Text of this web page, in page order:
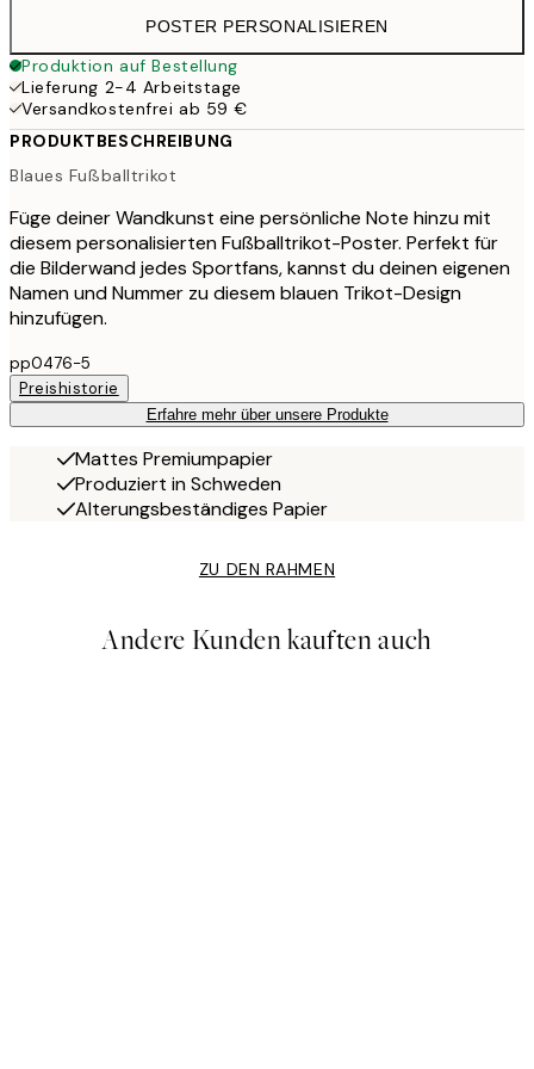
POSTER PERSONALISIEREN
Produktion auf Bestellung
Lieferung 2-4 Arbeitstage
Versandkostenfrei ab 59 €
PRODUKTBESCHREIBUNG
Blaues Fußballtrikot
Füge deiner Wandkunst eine persönliche Note hinzu mit
diesem personalisierten Fußballtrikot-Poster. Perfekt für
die Bilderwand jedes Sportfans, kannst du deinen eigenen
Namen und Nummer zu diesem blauen Trikot-Design
hinzufügen.
pp0476-5
Preishistorie
Erfahre mehr über unsere Produkte
Mattes Premiumpapier
Produziert in Schweden
Alterungsbeständiges Papier
ZU DEN RAHMEN
Andere Kunden kauften auch